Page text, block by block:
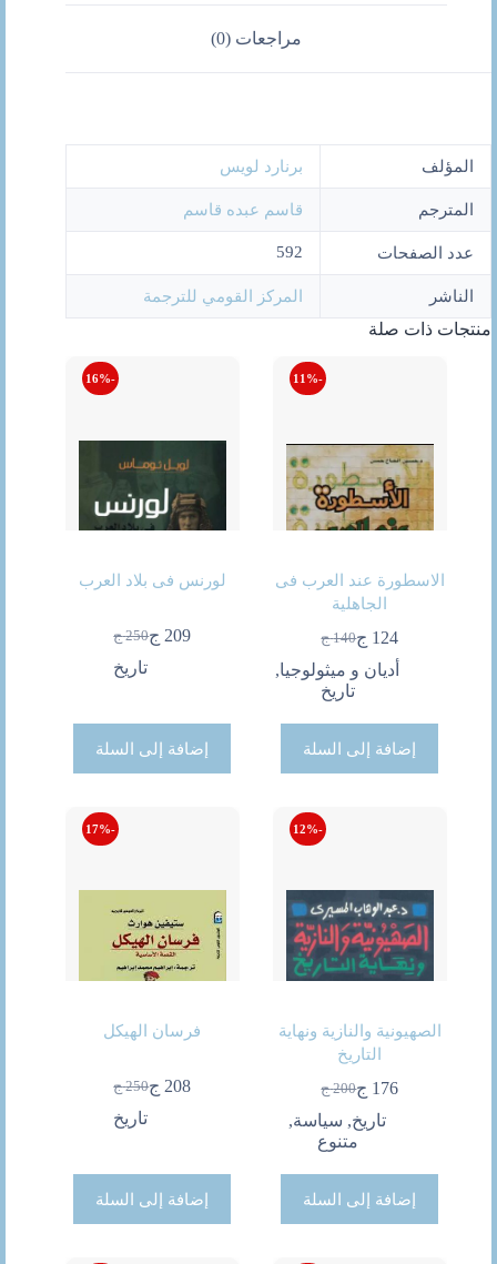
مراجعات (0)
المؤلف برنارد لويس
المترجم قاسم عبده قاسم
عدد الصفحات 592
الناشر المركز القومي للترجمة
منتجات ذات صلة
-11%
الاسطورة عند العرب فى
الجاهلية
140 ج
السعر
الأصلي
هو:
124 جالسعر
الحالي
هو:
أديان و ميثولوجيا,
تاريخ
إضافة إلى السلة
-16%
لورنس فى بلاد العرب
250 ج
السعر
الأصلي
209 جالسعر
الحالي
تاريخ
إضافة إلى السلة
-12%
الصهيونية والنازية ونهاية
التاريخ
200 ج
السعر
الأصلي
هو:
176 جالسعر
الحالي
هو:
تاريخ, سياسة,
متنوع
إضافة إلى السلة
-17%
فرسان الهيكل
250 ج
السعر
الأصلي
208 جالسعر
الحالي
تاريخ
إضافة إلى السلة